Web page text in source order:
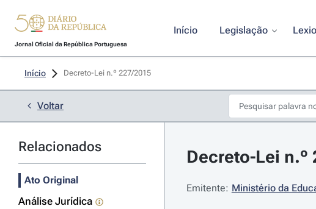
Jornal Oficial da República Portuguesa
Início Legislação
Início Decreto-Lei n.º 227/2015
Voltar
Relacionados
Ato Original
Análise Jurídica
Decreto-Lei n.º
Emitente: Ministério da